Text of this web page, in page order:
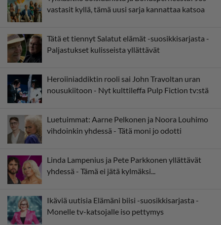
vastasit kyllä, tämä uusi sarja kannattaa katsoa
Tätä et tiennyt Salatut elämät -suosikkisarjasta -
Paljastukset kulisseista yllättävät
Heroiiniaddiktin rooli sai John Travoltan uran
nousukiitoon - Nyt kulttileffa Pulp Fiction tv:stä
Luetuimmat: Aarne Pelkonen ja Noora Louhimo
vihdoinkin yhdessä - Tätä moni jo odotti
Linda Lampenius ja Pete Parkkonen yllättävät
yhdessä - Tämä ei jätä kylmäksi...
Ikäviä uutisia Elämäni biisi -suosikkisarjasta -
Monelle tv-katsojalle iso pettymys